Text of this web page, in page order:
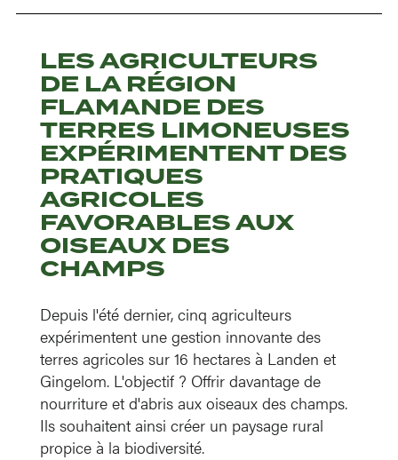
LES AGRICULTEURS
DE LA RÉGION
FLAMANDE DES
TERRES LIMONEUSES
EXPÉRIMENTENT DES
PRATIQUES
AGRICOLES
FAVORABLES AUX
OISEAUX DES
CHAMPS
Depuis l'été dernier, cinq agriculteurs
expérimentent une gestion innovante des
terres agricoles sur 16 hectares à Landen et
Gingelom. L'objectif ? Offrir davantage de
nourriture et d'abris aux oiseaux des champs.
Ils souhaitent ainsi créer un paysage rural
propice à la biodiversité.